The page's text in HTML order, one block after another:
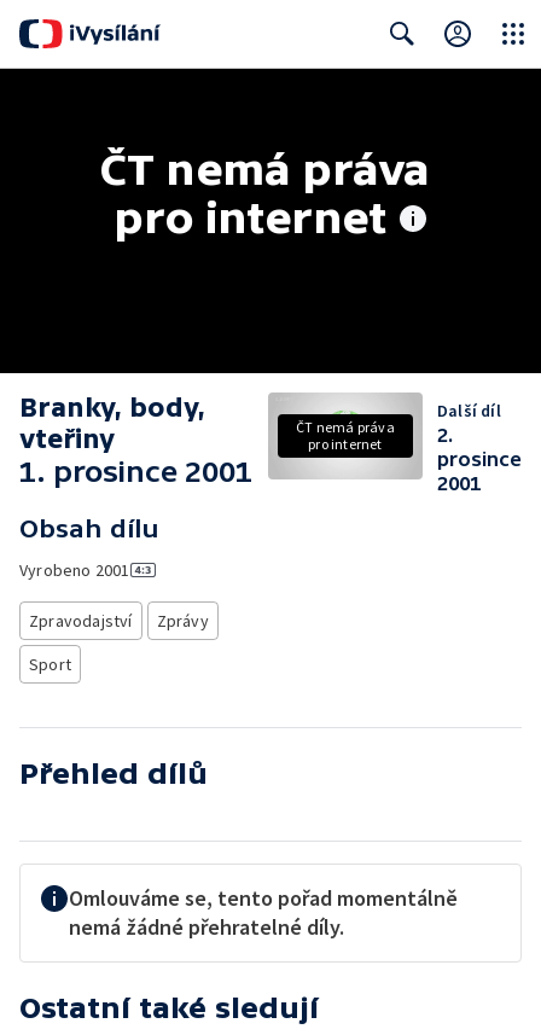
ČT nemá práva
pro internet
Branky, body,
vteřiny
1. prosince 2001
Obsah dílu
Vyrobeno 2001
Zpravodajství
Zprávy
Sport
ČT nemá práva
pro internet
Další díl
2.
prosince
2001
Přehled dílů
Omlouváme se, tento pořad momentálně
nemá žádné přehratelné díly.
Ostatní také sledují